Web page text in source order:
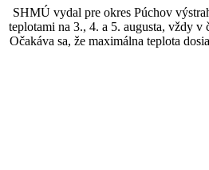
SHMÚ vydal pre okres Púchov
teplotami na 3., 4. a 5. augusta, vždy v
Očakáva sa, že maximálna teplota